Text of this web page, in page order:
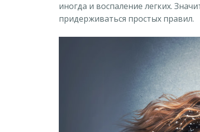
иногда и воспаление легких.
придерживаться простых правил.